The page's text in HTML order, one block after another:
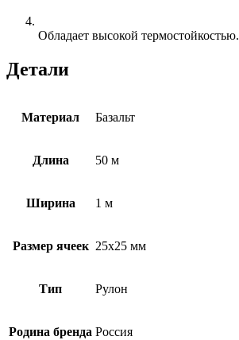
Обладает высокой термостойкостью.
Детали
Материал Базальт
Длина 50 м
Ширина 1 м
Размер ячеек 25х25 мм
Тип Рулон
Родина бренда Россия